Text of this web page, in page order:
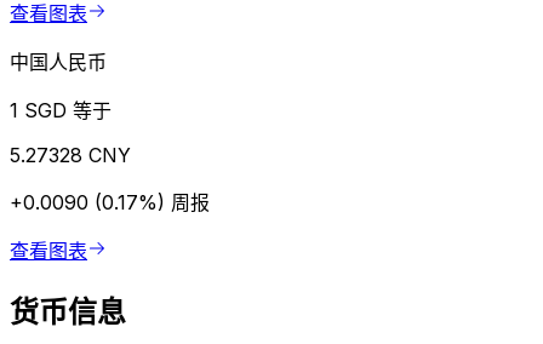
查看图表
中国人民币
1 SGD 等于
5.27328 CNY
+0.0090 (0.17%) 周报
查看图表
货币信息